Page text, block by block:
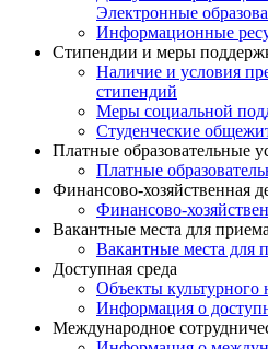
Электронные
Информационные
Стипендии и меры
Наличие и условия
стипендий
Меры социальной
Студенческие
Платные образовательные
Платные
Финансово-хозяйственная
Финансово-
Вакантные места для
Вакантные места для
Доступная среда
Объекты культурного
Информация о
Международное